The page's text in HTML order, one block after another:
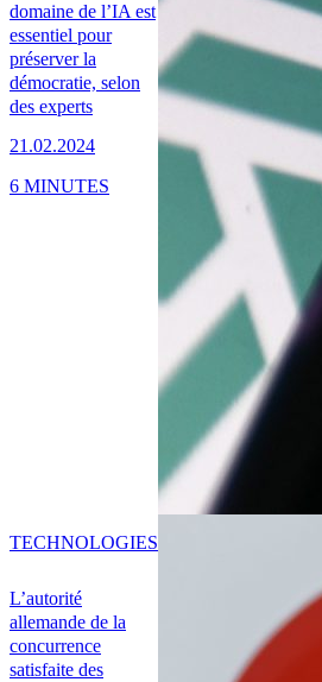
domaine de l’IA est
essentiel pour
préserver la
démocratie, selon
des experts
21.02.2024
6 MINUTES
L’autorité
allemande de la
concurrence
satisfaite des
TECHNOLOGIES